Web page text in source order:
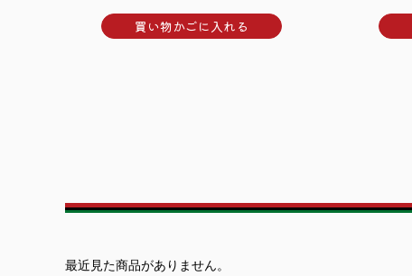
買い物かごに入れる
最近見た商品がありません。